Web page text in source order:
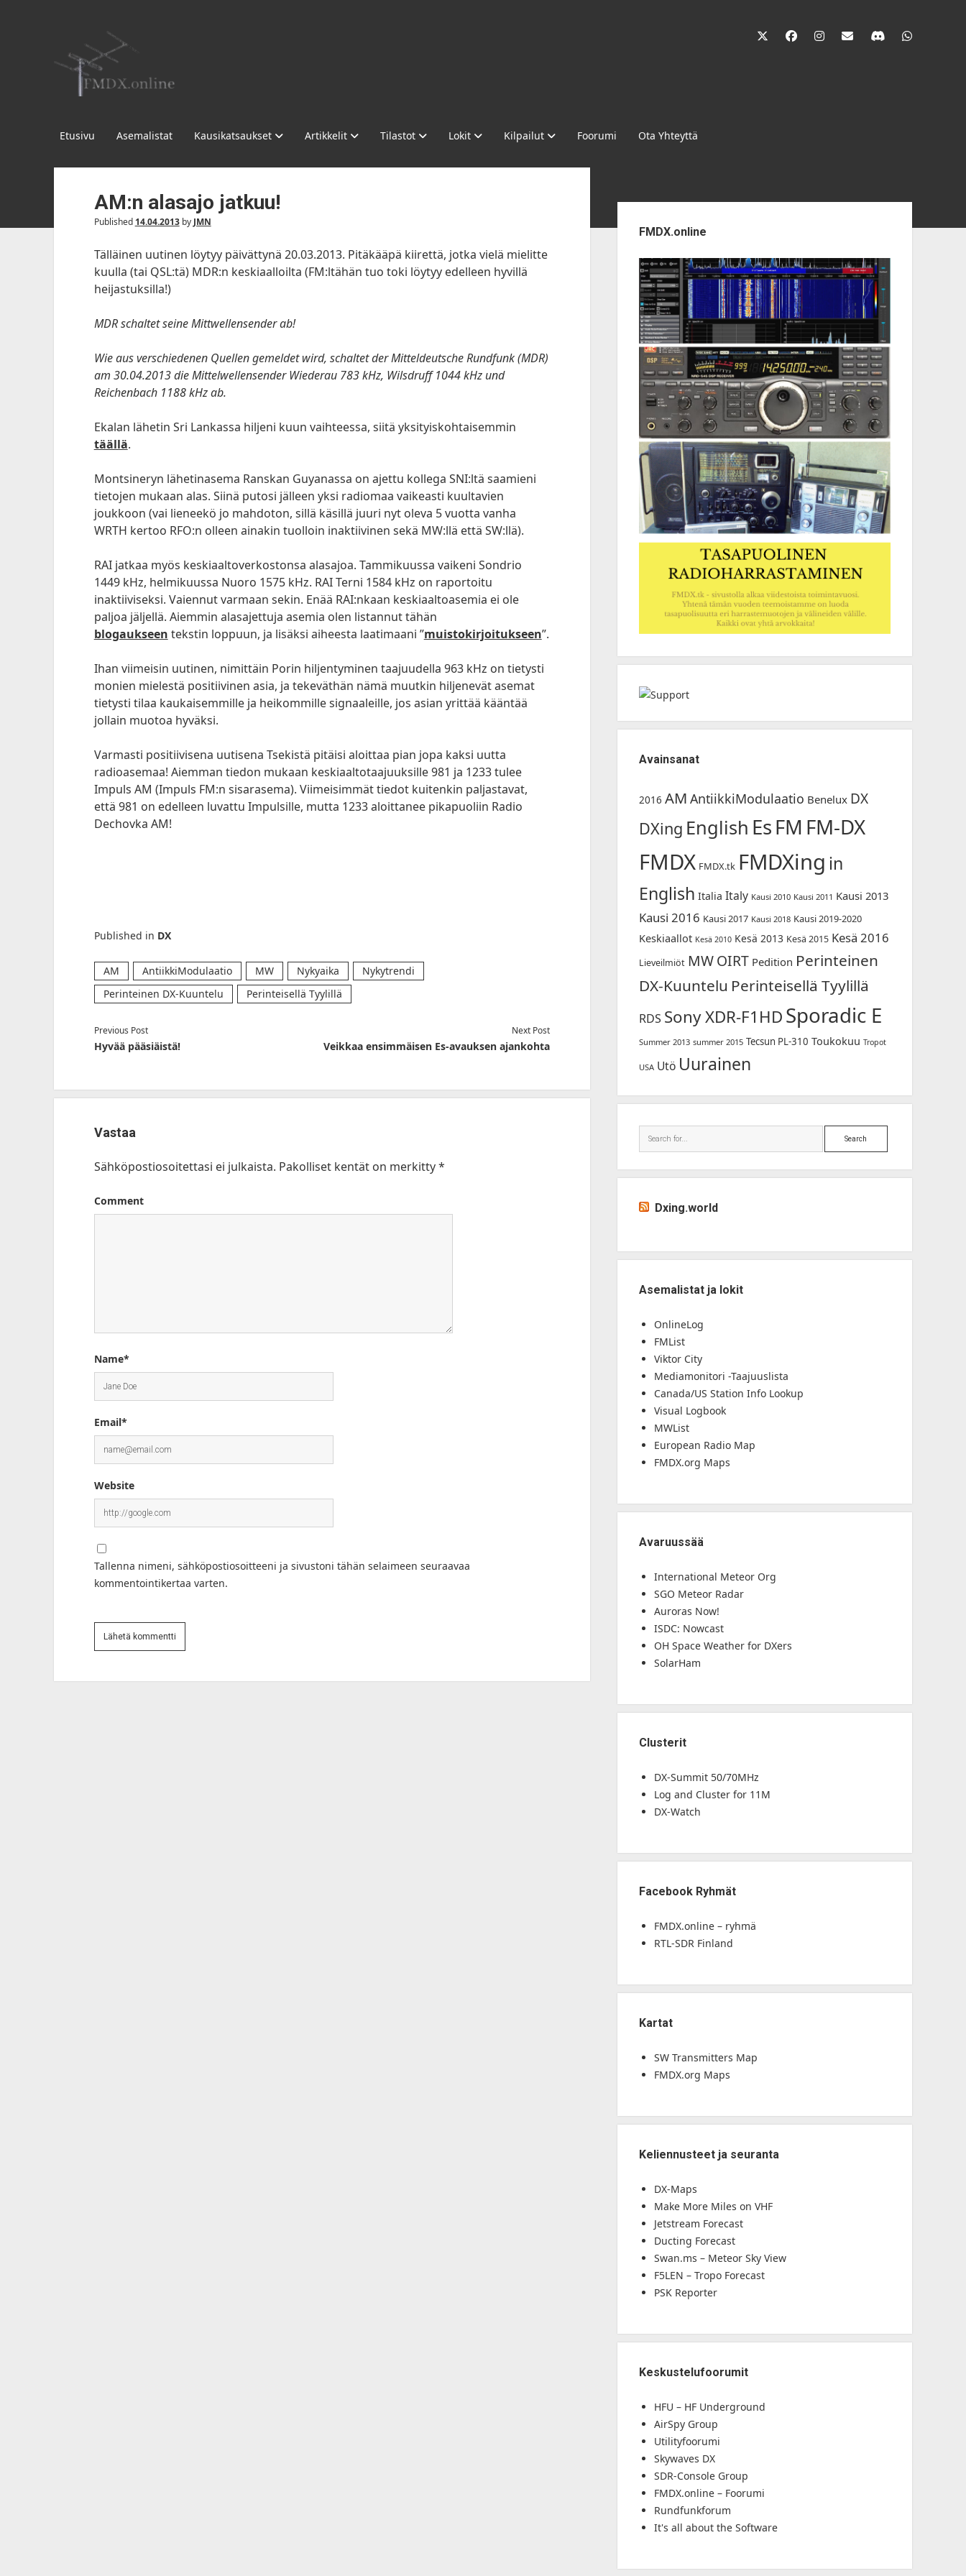
FMDX.online twitterfacebookinstagram discord
Etusivu Asemalistat Kausikatsaukset Artikkelit Tilastot Lokit Kilpailut Foorumi Ota Yhteyttä
AM:n alasajo jatkuu!
Published 14.04.2013by JMN
Tälläinen uutinen löytyy päivättynä 20.03.2013. Pitäkääpä kiirettä, jotka vielä mielitte
kuulla (tai QSL:tä) MDR:n keskiaalloilta (FM:ltähän tuo toki löytyy edelleen hyvillä
heijastuksilla!)
MDR schaltet seine Mittwellensender ab!
Wie aus verschiedenen Quellen gemeldet wird, schaltet der Mitteldeutsche Rundfunk (MDR)
am 30.04.2013 die Mittelwellensender Wiederau 783 kHz, Wilsdruff 1044 kHz und
Reichenbach 1188 kHz ab.
Ekalan lähetin Sri Lankassa hiljeni kuun vaihteessa, siitä yksityiskohtaisemmin
täällä.
Montsineryn lähetinasema Ranskan Guyanassa on ajettu kollega SNI:ltä saamieni
tietojen mukaan alas. Siinä putosi jälleen yksi radiomaa vaikeasti kuultavien
joukkoon (vai lieneekö jo mahdoton, sillä käsillä juuri nyt oleva 5 vuotta vanha
WRTH kertoo RFO:n olleen ainakin tuolloin inaktiivinen sekä MW:llä että SW:llä).
RAI jatkaa myös keskiaaltoverkostonsa alasajoa. Tammikuussa vaikeni Sondrio
1449 kHz, helmikuussa Nuoro 1575 kHz. RAI Terni 1584 kHz on raportoitu
inaktiiviseksi. Vaiennut varmaan sekin. Enää RAI:nkaan keskiaaltoasemia ei ole
paljoa jäljellä. Aiemmin alasajettuja asemia olen listannut tähän
blogaukseen tekstin loppuun, ja lisäksi aiheesta laatimaani ”muistokirjoitukseen”.
Ihan viimeisin uutinen, nimittäin Porin hiljentyminen taajuudella 963 kHz on tietysti
monien mielestä positiivinen asia, ja tekeväthän nämä muutkin hiljenevät asemat
tietysti tilaa kaukaisemmille ja heikommille signaaleille, jos asian yrittää kääntää
jollain muotoa hyväksi.
Varmasti positiivisena uutisena Tsekistä pitäisi aloittaa pian jopa kaksi uutta
radioasemaa! Aiemman tiedon mukaan keskiaaltotaajuuksille 981 ja 1233 tulee
Impuls AM (Impuls FM:n sisarasema). Viimeisimmät tiedot kuitenkin paljastavat,
että 981 on edelleen luvattu Impulsille, mutta 1233 aloittanee pikapuoliin Radio
Dechovka AM!
Published in DX
AM AntiikkiModulaatio MW Nykyaika
Nykytrendi
Perinteinen DX-Kuuntelu
Perinteisellä Tyylillä
Previous Post
Hyvää pääsiäistä!
Next Post
Veikkaa ensimmäisen Es-avauksen ajankohta
Vastaa
Sähköpostiosoitettasi ei julkaista. Pakolliset kentät on merkitty*
Comment
Name*
Email*
Website
Tallenna nimeni, sähköpostiosoitteeni ja sivustoni tähän selaimeen seuraavaa
kommentointikertaa varten.
FMDX.online
Avainsanat
2016 AM AntiikkiModulaatio Benelux DX
DXing English EsFM FM-DX
FMDX FMDX.tk FMDXing in
English Italia Italy Kausi 2010 Kausi 2011 Kausi 2013
Kausi 2016 Kausi 2017 Kausi 2018 Kausi 2019-2020
Keskiaallot Kesä 2010 Kesä 2013 Kesä 2015 Kesä 2016
Lieveilmiöt MWOIRT Pedition Perinteinen
DX-Kuuntelu Perinteisellä Tyylillä
RDS Sony XDR-F1HDSporadic E
Summer 2013 summer 2015 Tecsun PL-310 Toukokuu Tropot
USA Utö Uurainen
Search
Dxing.world
Asemalistat ja lokit
OnlineLog
FMList
Viktor City
Mediamonitori -Taajuuslista
Canada/US Station Info Lookup
Visual Logbook
MWList
European Radio Map
FMDX.org Maps
Avaruussää
International Meteor Org
SGO Meteor Radar
Auroras Now!
ISDC: Nowcast
OH Space Weather for DXers
SolarHam
Clusterit
DX-Summit 50/70MHz
Log and Cluster for 11M
DX-Watch
Facebook Ryhmät
FMDX.online – ryhmä
RTL-SDR Finland
Kartat
SW Transmitters Map
FMDX.org Maps
Keliennusteet ja seuranta
DX-Maps
Make More Miles on VHF
Jetstream Forecast
Ducting Forecast
Swan.ms – Meteor Sky View
F5LEN – Tropo Forecast
PSK Reporter
Keskustelufoorumit
HFU – HF Underground
AirSpy Group
Utilityfoorumi
Skywaves DX
SDR-Console Group
FMDX.online – Foorumi
Rundfunkforum
It's all about the Software